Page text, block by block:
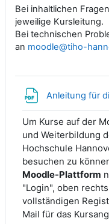
Bei inhaltlichen
jeweilige Kursleitung.
Bei technischen
an moodle@tiho-
Anleitung für
Um Kurse auf der
und Weiterbildung
Hochschule
besuchen zu
Moodle-Plattform
"Login", oben
vollständigen
Mail für das